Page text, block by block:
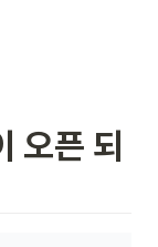
오픈 되